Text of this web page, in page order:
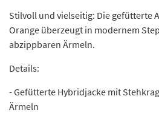
Stilvoll und vielseitig: Die gefütterte
Orange überzeugt in modernem
abzippbaren Ärmeln.
Details:
- Gefütterte Hybridjacke mit
Ärmeln